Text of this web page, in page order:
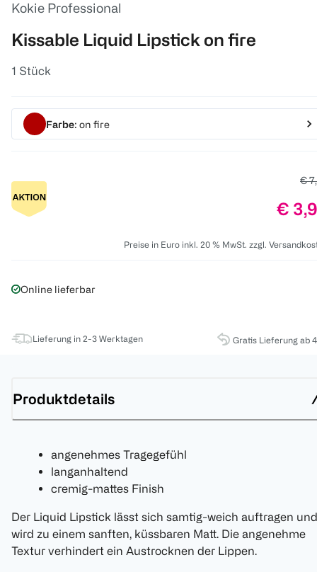
Kokie Professional
Kissable Liquid Lipstick on fire
1 Stück
Farbe: on fire
€
€
Preise in Euro inkl. 20 % MwSt. zzgl.
Online lieferbar
Lieferung in 2-3 Werktagen Gratis Lieferung ab
Produktdetails
angenehmes Tragegefühl
langanhaltend
cremig-mattes Finish
Der Liquid Lipstick lässt sich samtig-weich auftragen und
wird zu einem sanften, küssbaren Matt. Die angenehme
Textur verhindert ein Austrocknen der Lippen.